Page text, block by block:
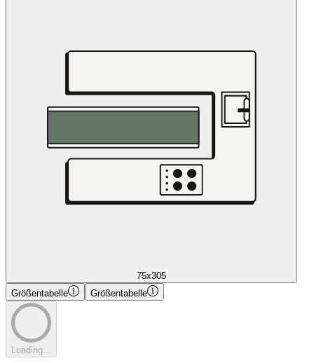
75x305
Größentabelle
Größentabelle
Loading...